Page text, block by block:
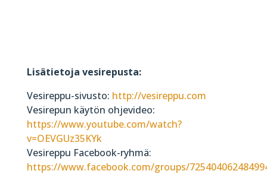
Lisätietoja vesirepusta:
Vesireppu-sivusto: http://vesireppu.com
Vesirepun käytön ohjevideo:
https://www.youtube.com/watch?
v=OEVGUz35KYk
Vesireppu Facebook-ryhmä:
https://www.facebook.com/groups/